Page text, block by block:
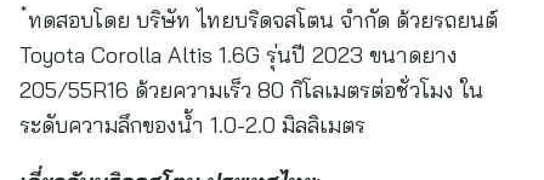
*ทดสอบโดย บริษัท ไทยบริดจสโตน จำกัด ด้วยรถยนต์
Toyota Corolla Altis 1.6G รุ่นปี 2023 ขนาดยาง
205/55R16 ด้วยความเร็ว 80 กิโลเมตรต่อชั่วโมง ใน
ระดับความลึกของน้ำ 1.0-2.0 มิลลิเมตร